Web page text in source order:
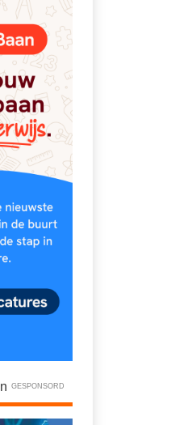
GESPONSORD